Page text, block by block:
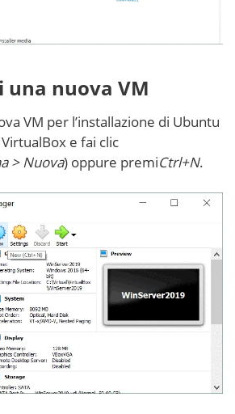
una nuova VM
VM per l’installazione di Ubuntu
e fai clic
> Nuova) oppure premiCtrl+N.